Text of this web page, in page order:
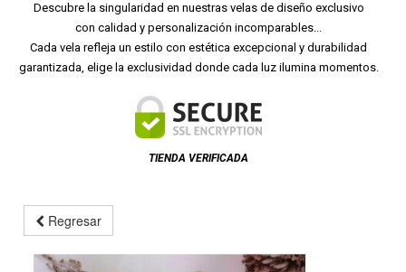
Descubre la singularidad en nuestras velas de diseño exclusivo
con calidad y personalización incomparables...
Cada vela refleja un estilo con estética excepcional y durabilidad
garantizada, elige la exclusividad donde cada luz ilumina momentos.
TIENDA VERIFICADA
Regresar